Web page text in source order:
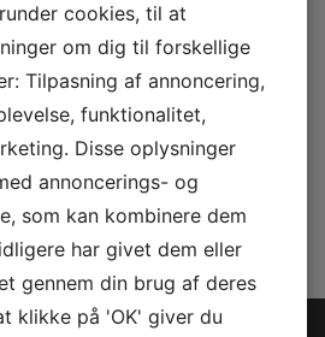
hygge og fællesskab!
cookies, til at
om dig til forskellige
Tilpasning af annoncering,
funktionalitet,
Disse oplysninger
annoncerings- og
som kan kombinere dem
har givet dem eller
gennem din brug af deres
klikke på 'OK' giver du